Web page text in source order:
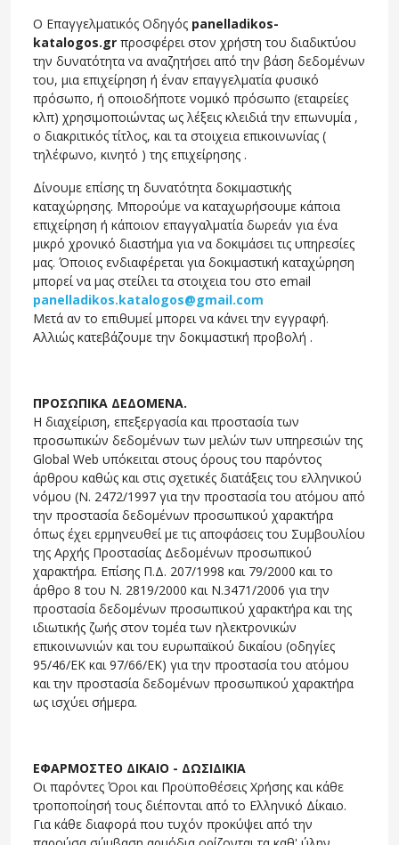
Ο Επαγγελματικός Οδηγός panelladikos-
katalogos.gr προσφέρει στον χρήστη του διαδικτύου
την δυνατότητα να αναζητήσει από την βάση δεδομένων
του, μια επιχείρηση ή έναν επαγγελματία φυσικό
πρόσωπο, ή οποιοδήποτε νομικό πρόσωπο (εταιρείες
κλπ) χρησιμοποιώντας ως λέξεις κλειδιά την επωνυμία ,
ο διακριτικός τίτλος, και τα στοιχεια επικοινωνίας (
τηλέφωνο, κινητό ) της επιχείρησης .
Δίνουμε επίσης τη δυνατότητα δοκιμαστικής
καταχώρησης. Μπορούμε να καταχωρήσουμε κάποια
επιχείρηση ή κάποιον επαγγαλματία δωρεάν για ένα
μικρό χρονικό διαστήμα για να δοκιμάσει τις υπηρεσίες
μας. Όποιος ενδιαφέρεται για δοκιμαστική καταχώρηση
μπορεί να μας στείλει τα στοιχεια του στο email
panelladikos.katalogos@gmail.com
Μετά αν το επιθυμεί μπορει να κάνει την εγγραφή.
Αλλιώς κατεβάζουμε την δοκιμαστική προβολή .
ΠΡΟΣΩΠΙΚΑ ΔΕΔΟΜΕΝΑ.
Η διαχείριση, επεξεργασία και προστασία των
προσωπικών δεδομένων των μελών των υπηρεσιών της
Global Web υπόκειται στους όρους του παρόντος
άρθρου καθώς και στις σχετικές διατάξεις του ελληνικού
νόμου (Ν. 2472/1997 για την προστασία του ατόμου από
την προστασία δεδομένων προσωπικού χαρακτήρα
όπως έχει ερμηνευθεί με τις αποφάσεις του Συμβουλίου
της Αρχής Προστασίας Δεδομένων προσωπικού
χαρακτήρα. Επίσης Π.Δ. 207/1998 και 79/2000 και το
άρθρο 8 του Ν. 2819/2000 και Ν.3471/2006 για την
προστασία δεδομένων προσωπικού χαρακτήρα και της
ιδιωτικής ζωής στον τομέα των ηλεκτρονικών
επικοινωνιών και του ευρωπαϊκού δικαίου (οδηγίες
95/46/ΕΚ και 97/66/ΕΚ) για την προστασία του ατόμου
και την προστασία δεδομένων προσωπικού χαρακτήρα
ως ισχύει σήμερα.
ΕΦΑΡΜΟΣΤΕΟ ΔΙΚΑΙΟ - ΔΩΣΙΔΙΚΙΑ
Οι παρόντες Όροι και Προϋποθέσεις Χρήσης και κάθε
τροποποίησή τους διέπονται από το Ελληνικό Δίκαιο.
Για κάθε διαφορά που τυχόν προκύψει από την